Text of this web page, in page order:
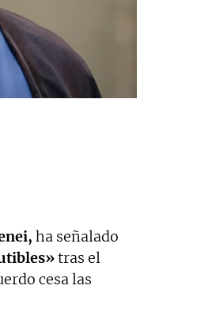
ha señalado
tras el
cesa las